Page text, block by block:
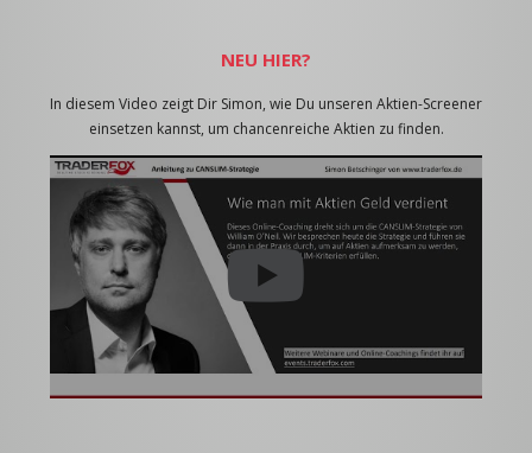
NEU HIER?
In diesem Video zeigt Dir Simon, wie Du unseren Aktien-Screener
einsetzen kannst, um chancenreiche Aktien zu finden.